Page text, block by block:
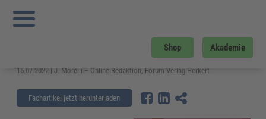
Shop Akademie
Sie sind hier:
Datenschutzbeauftragter – Vorteile und Verantwortung
Externer Datenschutzbeauftragter –
Vorteile und Verantwortung
15.07.2022 | J. Morelli – Online-Redaktion, Forum Verlag Herkert
Fachartikel jetzt herunterladen